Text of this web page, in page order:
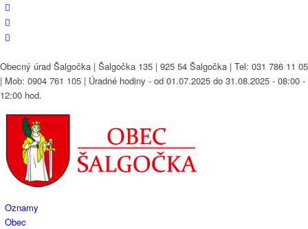
Obecný úrad Šalgočka | Šalgočka 135 | 925 54 Šalgočka | Tel: 031 786 11 05
| Mob: 0904 761 105 | Úradné hodiny - od 01.07.2025 do 31.08.2025 - 08:00 -
12:00 hod.
Oznamy
Obec